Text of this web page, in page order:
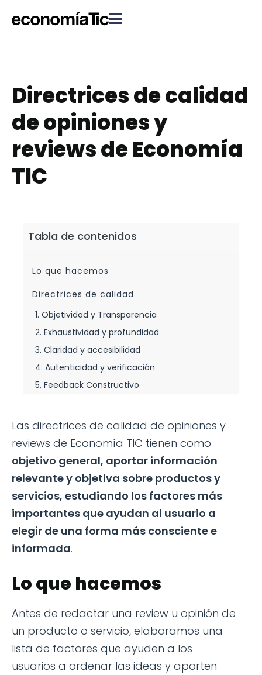
Directrices de calidad
de opiniones y
reviews de Economía
TIC
Tabla de contenidos
Lo que hacemos
Directrices de calidad
1. Objetividad y Transparencia
2. Exhaustividad y profundidad
3. Claridad y accesibilidad
4. Autenticidad y verificación
5. Feedback Constructivo
Las directrices de calidad de opiniones y
reviews de Economía TIC tienen como
objetivo general, aportar información
relevante y objetiva sobre productos y
servicios, estudiando los factores más
importantes que ayudan al usuario a
elegir de una forma más consciente e
informada.
Lo que hacemos
Antes de redactar una review u opinión de
un producto o servicio, elaboramos una
lista de factores que ayuden a los
usuarios a ordenar las ideas y aporten